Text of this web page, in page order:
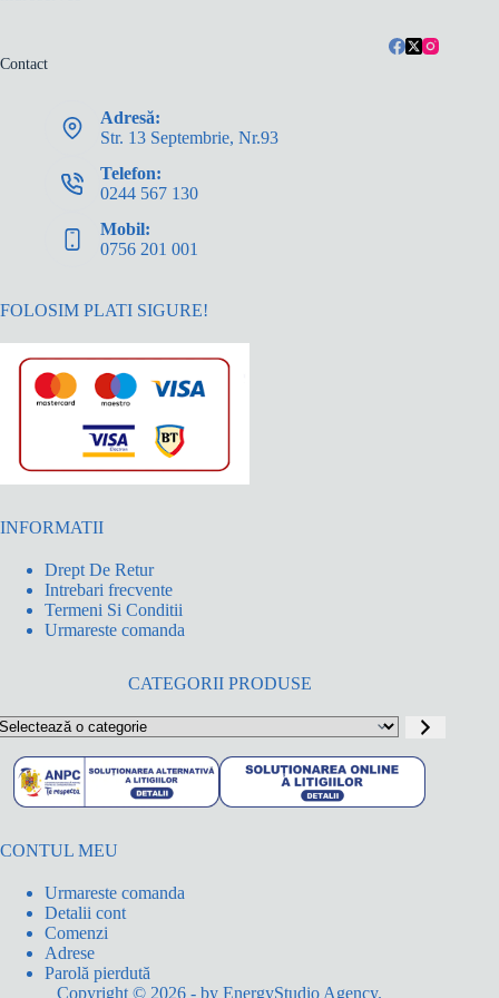
Contact
Adresă:
Str. 13 Septembrie, Nr.93
Telefon:
0244 567 130
Mobil:
0756 201 001
FOLOSIM PLATI SIGURE!
INFORMATII
Drept De Retur
Intrebari frecvente
Termeni Si Conditii
Urmareste comanda
CATEGORII PRODUSE
CONTUL MEU
Urmareste comanda
Detalii cont
Comenzi
Adrese
Parolă pierdută
Copyright © 2026 - byEnergyStudio Agency.